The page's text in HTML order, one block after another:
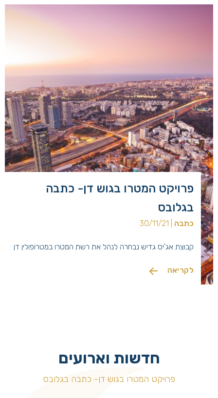
פרויקט המטרו בגוש דן- כתבה
בגלובס
כתבה
קבוצת אג'יס גדיש נבחרה לנהל את רשת המטרו במטרופולין דן
לקריאה
חדשות וארועים
פרויקט המטרו בגוש דן- כתבה בגלובס